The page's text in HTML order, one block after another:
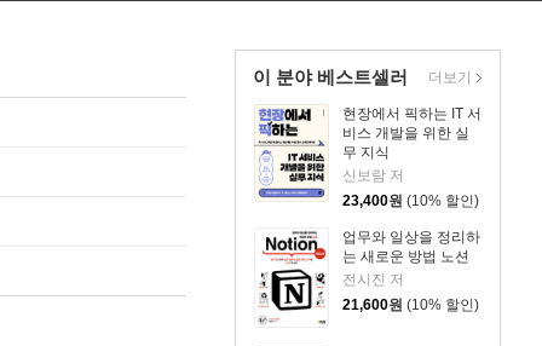
이 분야 베스트셀러
현장에서 픽하는 IT 서
비스 개발을 위한 실
무 지식
신보람 저
23,400원 (10% 할인)
업무와 일상을 정리하
는 새로운 방법 노션
전시진 저
21,600원 (10% 할인)
더보기